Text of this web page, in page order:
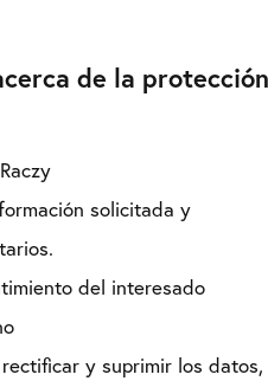
de la protección
solicitada y
del interesado
y suprimir los datos,